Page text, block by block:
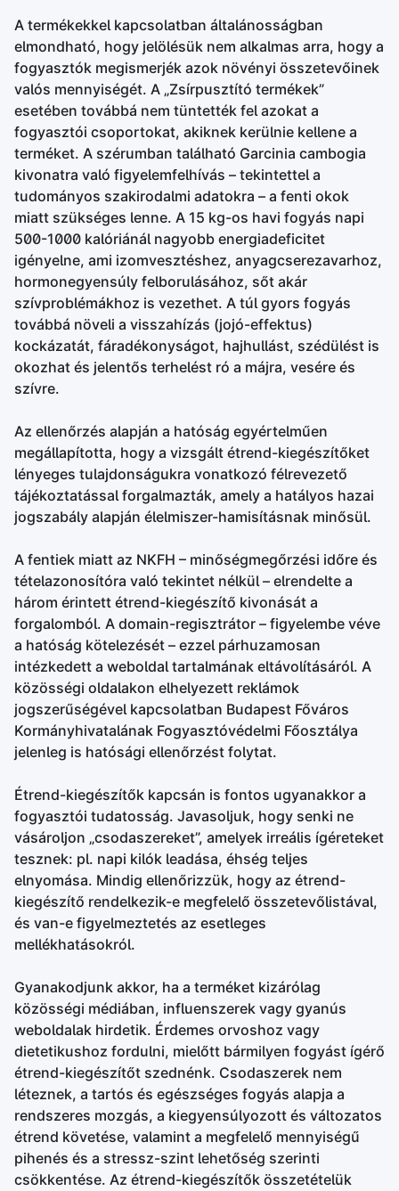
A termékekkel kapcsolatban általánosságban
elmondható, hogy jelölésük nem alkalmas arra, hogy a
fogyasztók megismerjék azok növényi összetevőinek
valós mennyiségét. A „Zsírpusztító termékek”
esetében továbbá nem tüntették fel azokat a
fogyasztói csoportokat, akiknek kerülnie kellene a
terméket. A szérumban található Garcinia cambogia
kivonatra való figyelemfelhívás – tekintettel a
tudományos szakirodalmi adatokra – a fenti okok
miatt szükséges lenne. A 15 kg-os havi fogyás napi
500-1000 kalóriánál nagyobb energiadeficitet
igényelne, ami izomvesztéshez, anyagcserezavarhoz,
hormonegyensúly felborulásához, sőt akár
szívproblémákhoz is vezethet. A túl gyors fogyás
továbbá növeli a visszahízás (jojó-effektus)
kockázatát, fáradékonyságot, hajhullást, szédülést is
okozhat és jelentős terhelést ró a májra, vesére és
szívre.
Az ellenőrzés alapján a hatóság egyértelműen
megállapította, hogy a vizsgált étrend-kiegészítőket
lényeges tulajdonságukra vonatkozó félrevezető
tájékoztatással forgalmazták, amely a hatályos hazai
jogszabály alapján élelmiszer-hamisításnak minősül.
A fentiek miatt az NKFH – minőségmegőrzési időre és
tételazonosítóra való tekintet nélkül – elrendelte a
három érintett étrend-kiegészítő kivonását a
forgalomból. A domain-regisztrátor – figyelembe véve
a hatóság kötelezését – ezzel párhuzamosan
intézkedett a weboldal tartalmának eltávolításáról. A
közösségi oldalakon elhelyezett reklámok
jogszerűségével kapcsolatban Budapest Főváros
Kormányhivatalának Fogyasztóvédelmi Főosztálya
jelenleg is hatósági ellenőrzést folytat.
Étrend-kiegészítők kapcsán is fontos ugyanakkor a
fogyasztói tudatosság. Javasoljuk, hogy senki ne
vásároljon „csodaszereket”, amelyek irreális ígéreteket
tesznek: pl. napi kilók leadása, éhség teljes
elnyomása. Mindig ellenőrizzük, hogy az étrend-
kiegészítő rendelkezik-e megfelelő összetevőlistával,
és van-e figyelmeztetés az esetleges
mellékhatásokról.
Gyanakodjunk akkor, ha a terméket kizárólag
közösségi médiában, influenszerek vagy gyanús
weboldalak hirdetik. Érdemes orvoshoz vagy
dietetikushoz fordulni, mielőtt bármilyen fogyást ígérő
étrend-kiegészítőt szednénk. Csodaszerek nem
léteznek, a tartós és egészséges fogyás alapja a
rendszeres mozgás, a kiegyensúlyozott és változatos
étrend követése, valamint a megfelelő mennyiségű
pihenés és a stressz-szint lehetőség szerinti
csökkentése. Az étrend-kiegészítők összetételük